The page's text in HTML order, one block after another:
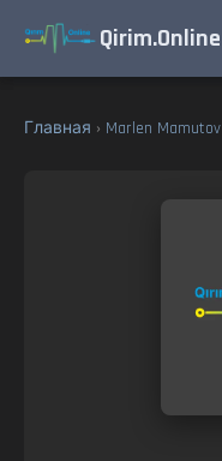
Qirim.Online
Главная › Marlen Mamutov